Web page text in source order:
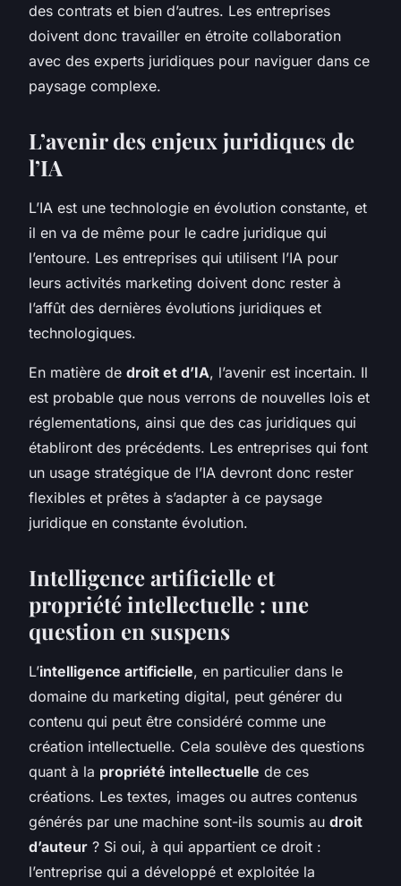
des contrats et bien d’autres. Les entreprises
doivent donc travailler en étroite collaboration
avec des experts juridiques pour naviguer dans ce
paysage complexe.
L’avenir des enjeux juridiques de
l’IA
L’IA est une technologie en évolution constante, et
il en va de même pour le cadre juridique qui
l’entoure. Les entreprises qui utilisent l’IA pour
leurs activités marketing doivent donc rester à
l’affût des dernières évolutions juridiques et
technologiques.
En matière de droit et d’IA, l’avenir est incertain. Il
est probable que nous verrons de nouvelles lois et
réglementations, ainsi que des cas juridiques qui
établiront des précédents. Les entreprises qui font
un usage stratégique de l’IA devront donc rester
flexibles et prêtes à s’adapter à ce paysage
juridique en constante évolution.
Intelligence artificielle et
propriété intellectuelle : une
question en suspens
L’intelligence artificielle, en particulier dans le
domaine du marketing digital, peut générer du
contenu qui peut être considéré comme une
création intellectuelle. Cela soulève des questions
quant à la propriété intellectuelle de ces
créations. Les textes, images ou autres contenus
générés par une machine sont-ils soumis au droit
d’auteur ? Si oui, à qui appartient ce droit :
l’entreprise qui a développé et exploitée la